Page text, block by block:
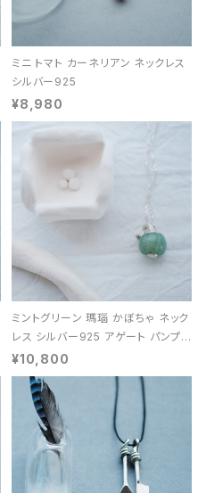
ミニ トマト カーネリアン ネックレス
シルバー925
¥8,980
ミントグリーン 瑪瑙 かぼちゃ ネック
レス シルバー925 アゲート パンプキ
ン 天然石 レディース
¥10,800